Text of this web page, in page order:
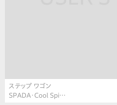
ステップ ワゴン
SPADA・Cool Spi…